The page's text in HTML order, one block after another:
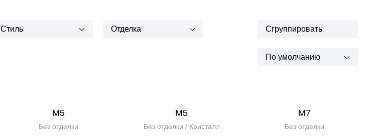
Стиль Отделка Сгруппировать
По умолчанию
М5
Без отделки
М5
Без отделки / Кристалл
М7
Без отделки